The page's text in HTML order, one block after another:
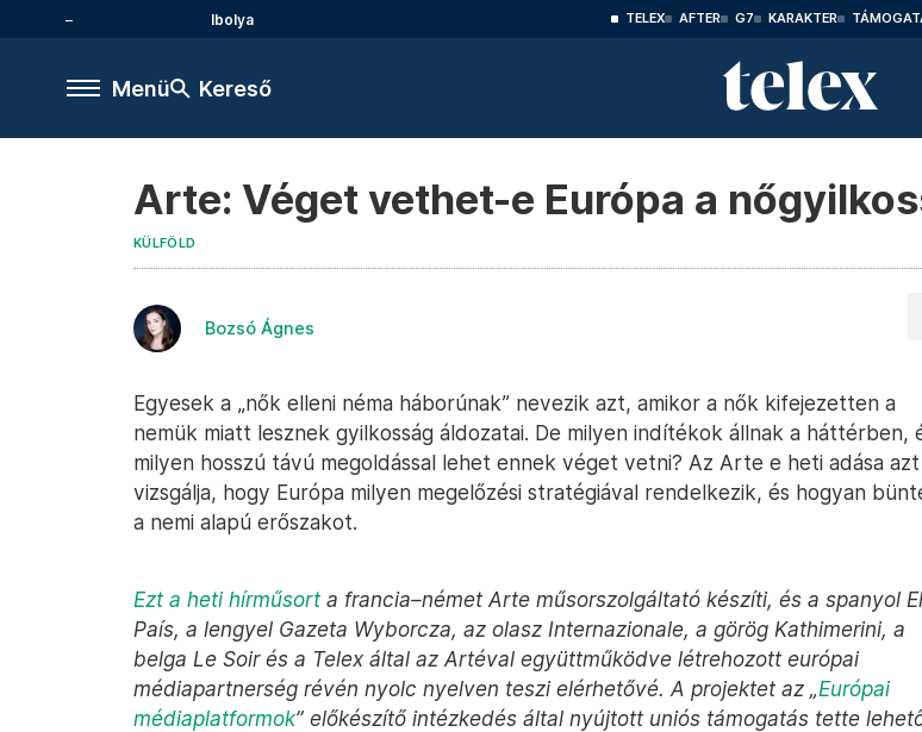
Ibolya TELEX AFTER G7 KARAKTER
Menü Kereső
Arte: Véget vethet-e Európa a
KÜLFÖLD
Bozsó Ágnes
Egyesek a „nők elleni néma háborúnak” nevezik azt, amikor a nők kifejezetten a
nemük miatt lesznek gyilkosság áldozatai. De milyen indítékok állnak a háttérben,
milyen hosszú távú megoldással lehet ennek véget vetni? Az Arte e heti adása azt
vizsgálja, hogy Európa milyen megelőzési stratégiával rendelkezik, és hogyan
a nemi alapú erőszakot.
Ezt a heti hírműsort a francia–német Arte műsorszolgáltató készíti, és a spanyol El
País, a lengyel Gazeta Wyborcza, az olasz Internazionale, a görög Kathimerini, a
belga Le Soir és a Telex által az Artéval együttműködve létrehozott európai
médiapartnerség révén nyolc nyelven teszi elérhetővé. A projektet az „Európai
médiaplatformok” előkészítő intézkedés által nyújtott uniós támogatás tette